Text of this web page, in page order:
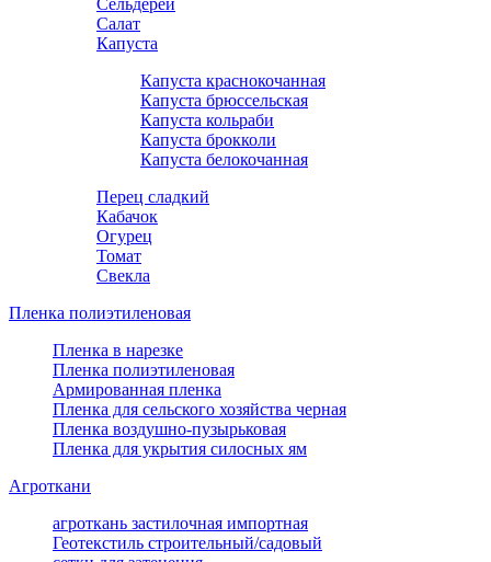
Салат
Капуста
Капуста краснокочанная
Капуста брюссельская
Капуста кольраби
Капуста брокколи
Капуста белокочанная
Перец сладкий
Кабачок
Огурец
Томат
Свекла
Пленка полиэтиленовая
Пленка в нарезке
Пленка полиэтиленовая
Армированная пленка
Пленка для сельского хозяйства черная
Пленка воздушно-пузырьковая
Пленка для укрытия силосных ям
Агроткани
агроткань застилочная импортная
Геотекстиль строительный/садовый